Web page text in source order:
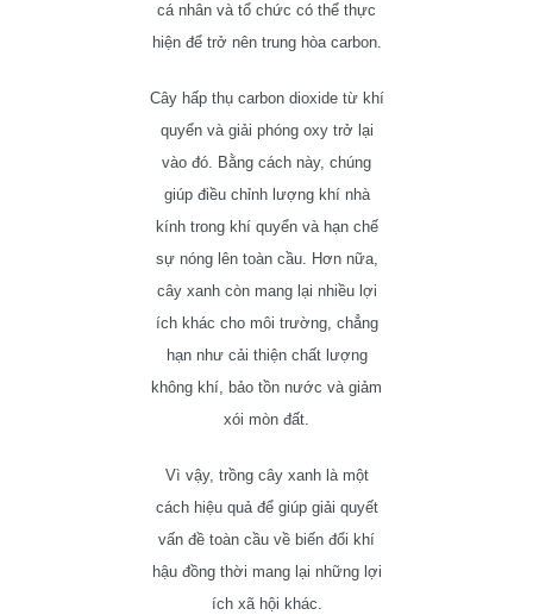
cá nhân và tổ chức có thể thực
hiện để trở nên trung hòa carbon.
Cây hấp thụ carbon dioxide từ khí
quyển và giải phóng oxy trở lại
vào đó. Bằng cách này, chúng
giúp điều chỉnh lượng khí nhà
kính trong khí quyển và hạn chế
sự nóng lên toàn cầu. Hơn nữa,
cây xanh còn mang lại nhiều lợi
ích khác cho môi trường, chẳng
hạn như cải thiện chất lượng
không khí, bảo tồn nước và giảm
xói mòn đất.
Vì vậy, trồng cây xanh là một
cách hiệu quả để giúp giải quyết
vấn đề toàn cầu về biến đổi khí
hậu đồng thời mang lại những lợi
ích xã hội khác.